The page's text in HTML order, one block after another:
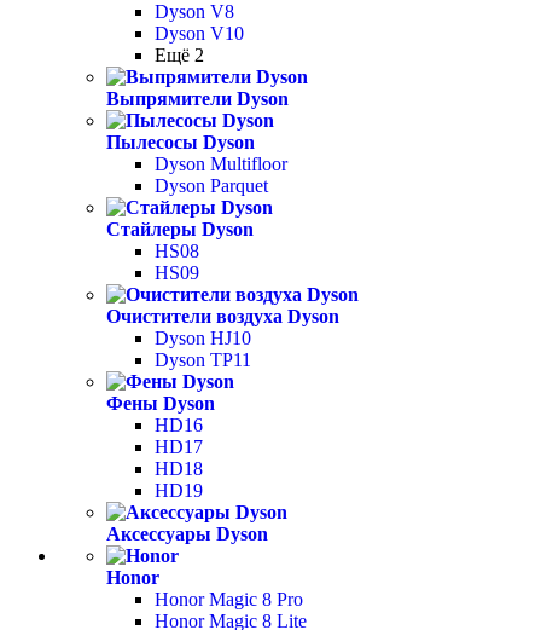
Dyson V8
Dyson V10
Ещё 2
Выпрямители Dyson
Пылесосы Dyson
Dyson Multifloor
Dyson Parquet
Стайлеры Dyson
HS08
HS09
Очистители воздуха Dyson
Dyson HJ10
Dyson TP11
Фены Dyson
HD16
HD17
HD18
HD19
Аксессуары Dyson
Honor
Honor Magic 8 Pro
Honor Magic 8 Lite